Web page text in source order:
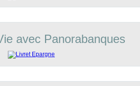
avec Panorabanques